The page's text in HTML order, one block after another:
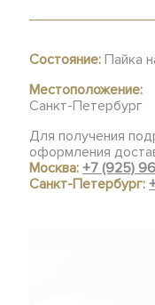
Состояние: Пайка
Местоположение:
Санкт-Петербург
Для получения
оформления
Москва:+7 (925)
Санкт-Петербург: